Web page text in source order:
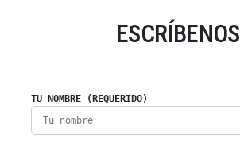
ESCRÍBENOS
TU NOMBRE (REQUERIDO)